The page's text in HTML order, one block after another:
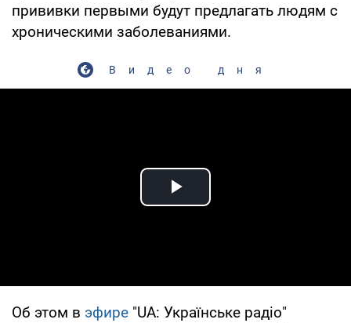
прививки первыми будут предлагать людям с
хроническими заболеваниями.
Видео дня
Play Video
Об этом в эфире "UA: Українське радіо"